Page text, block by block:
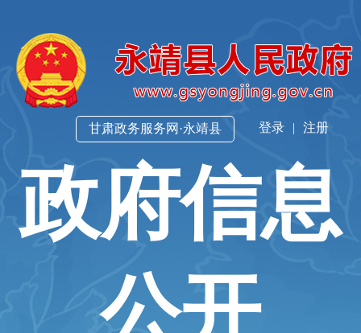
登录 | 注册
甘肃政务服务网·永靖县
政府信息
公开